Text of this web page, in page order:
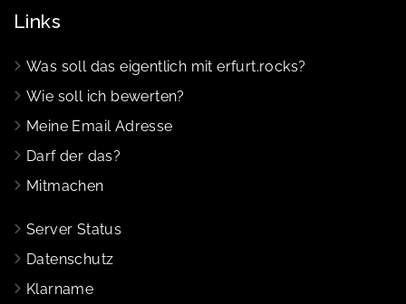
Links
Was soll das eigentlich mit erfurt.rocks?
Wie soll ich bewerten?
Meine Email Adresse
Darf der das?
Mitmachen
Server Status
Datenschutz
Klarname